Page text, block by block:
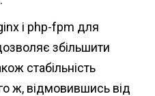
і php-fpm для
збільшити
стабільність
ж, відмовившись від